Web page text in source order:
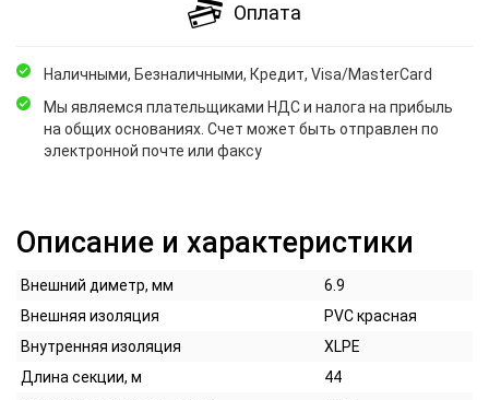
Оплата
Наличными, Безналичными, Кредит, Visa/MasterCard
Мы являемся плательщиками НДС и налога на прибыль
на общих основаниях. Счет может быть отправлен по
электронной почте или факсу
Описание и характеристики
Внешний диметр, мм
6.9
Внешняя изоляция
PVC красная
Внутренняя изоляция
XLPE
Длина секции, м
44